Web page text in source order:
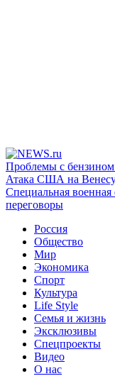
Проблемы с
Атака США на
Специальная
переговоры
Россия
Общество
Мир
Экономика
Спорт
Культура
Life Style
Семья и жизнь
Эксклюзивы
Спецпроекты
Видео
О нас